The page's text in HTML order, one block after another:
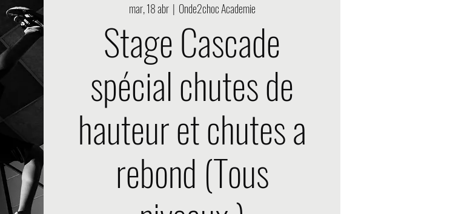
mar, 18 abr
  |
Onde2choc Academie
Stage Cascade
spécial chutes de
hauteur et chutes a
rebond (Tous